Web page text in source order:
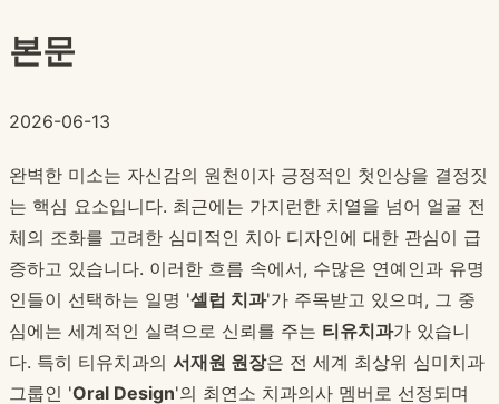
본문
2026-06-13
완벽한 미소는 자신감의 원천이자 긍정적인 첫인상을 결정짓
는 핵심 요소입니다. 최근에는 가지런한 치열을 넘어 얼굴 전
체의 조화를 고려한 심미적인 치아 디자인에 대한 관심이 급
증하고 있습니다. 이러한 흐름 속에서, 수많은 연예인과 유명
인들이 선택하는 일명 '셀럽 치과'가 주목받고 있으며, 그 중
심에는 세계적인 실력으로 신뢰를 주는 티유치과가 있습니
다. 특히 티유치과의 서재원 원장은 전 세계 최상위 심미치과
그룹인 'Oral Design'의 최연소 치과의사 멤버로 선정되며